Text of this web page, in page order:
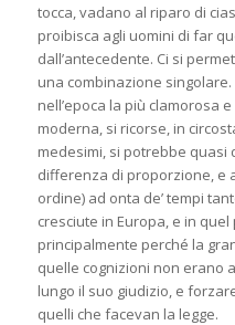
tocca, vadano al riparo di
proibisca agli uomini di far
dall’antecedente. Ci si
una combinazione singolare.
nell’epoca la più clamorosa
moderna, si ricorse, in
medesimi, si potrebbe quasi
differenza di proporzione, e
ordine) ad onta de’ tempi
cresciute in Europa, e in
principalmente perché la
quelle cognizioni non erano
lungo il suo giudizio, e
quelli che facevan la legge.